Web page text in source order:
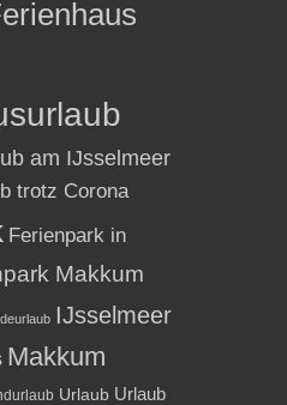
am IJsselmeer
trotz Corona
Ferienpark in
Makkum
IJsselmeer
Makkum
Urlaub Urlaub